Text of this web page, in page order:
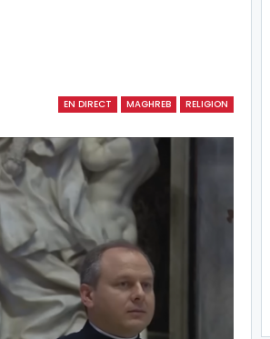
EN DIRECT MAGHREB RELIGION